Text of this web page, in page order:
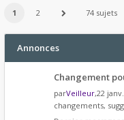
1 2 74 sujets
Annonces
Changement
parVeilleur,22
changements,